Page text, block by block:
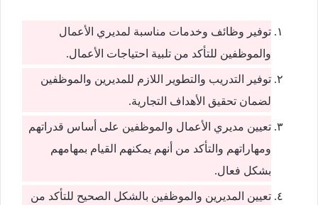
توفير وظائف وخدمات مناسبة لمديري الأعمال
والموظفين للتأكد من تلبية احتياجات الأعمال.
توفير التدريب والتطوير اللازم للمديرين والموظفين
لضمان تحقيق الأهداف التجارية.
تعيين مديري الأعمال والموظفين على أساس قدراتهم
ومهاراتهم والتأكد من أنهم يمكنهم القيام بمهامهم
بشكل فعال.
تعيين المديرين والموظفين بالشكل الصحيح للتأكد من